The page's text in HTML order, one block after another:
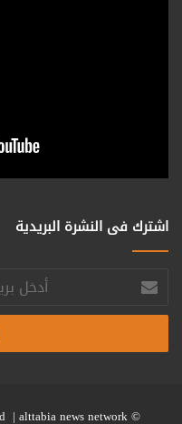
اشترك فى النشرة البريدية
أدخل
بريدك
الإلكتروني
© Copyright 2026, All Rights Reserved |
alttabia news network